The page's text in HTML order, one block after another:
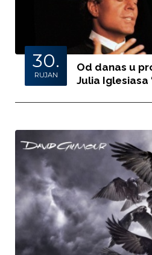
30.
RUJAN
Od danas u
Julia Iglesiasa